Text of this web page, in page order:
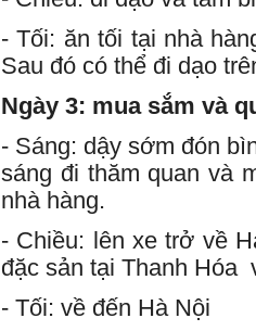
- Tối: ăn tối tại nhà
Sau đó có thể đi dạo
Ngày 3: mua sắm và
- Sáng: dậy sớm đón
sáng đi thăm quan và
nhà hàng.
- Chiều: lên xe trở về
đặc sản tại Thanh
- Tối: về đến Hà Nội